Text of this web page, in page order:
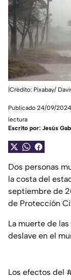
|Crédito: Pixabay/
Publicado 24/09/
lectura
Escrito por: Jesús
Dos personas
la costa del
septiembre de
de Protección
La muerte de
deslave en el
Los efectos del